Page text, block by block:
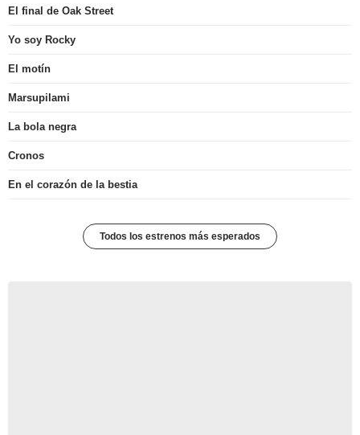
El final de Oak Street
Yo soy Rocky
El motín
Marsupilami
La bola negra
Cronos
En el corazón de la bestia
Todos los estrenos más esperados